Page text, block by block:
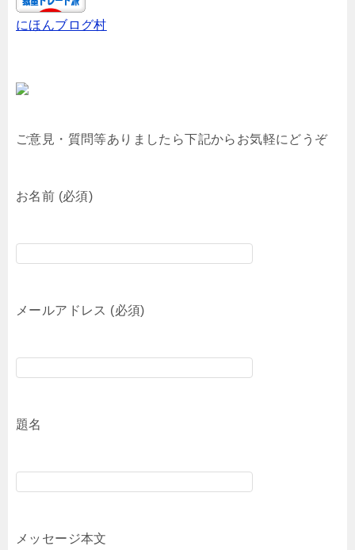
にほんブログ村
ご意見・質問等ありましたら下記からお気軽にどうぞ
お名前 (必須)
メールアドレス (必須)
題名
メッセージ本文